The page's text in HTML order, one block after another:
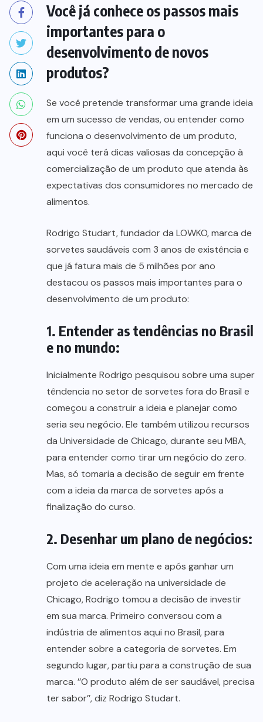
Você já conhece os passos mais
importantes para o
desenvolvimento de novos
produtos?
Se você pretende transformar uma grande ideia
em um sucesso de vendas, ou entender como
funciona o desenvolvimento de um produto,
aqui você terá dicas valiosas da concepção à
comercialização de um produto que atenda às
expectativas dos consumidores no mercado de
alimentos.
Rodrigo Studart, fundador da LOWKO, marca de
sorvetes saudáveis com 3 anos de existência e
que já fatura mais de 5 milhões por ano
destacou os passos mais importantes para o
desenvolvimento de um produto:
1. Entender as tendências no Brasil
e no mundo:
Inicialmente Rodrigo pesquisou sobre uma super
têndencia no setor de sorvetes fora do Brasil e
começou a construir a ideia e planejar como
seria seu negócio. Ele também utilizou recursos
da Universidade de Chicago, durante seu MBA,
para entender como tirar um negócio do zero.
Mas, só tomaria a decisão de seguir em frente
com a ideia da marca de sorvetes após a
finalização do curso.
2. Desenhar um plano de negócios:
Com uma ideia em mente e após ganhar um
projeto de aceleração na universidade de
Chicago, Rodrigo tomou a decisão de investir
em sua marca. Primeiro conversou com a
indústria de alimentos aqui no Brasil, para
entender sobre a categoria de sorvetes. Em
segundo lugar, partiu para a construção de sua
marca. ’’O produto além de ser saudável, precisa
ter sabor’’, diz Rodrigo Studart.